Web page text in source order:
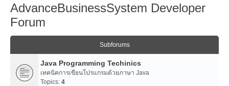
AdvanceBusinessSystem Developer
Forum
Subforums
Java Programming Techinics
เทคนิคการเขียนโปรแกรมด้วยภาษา Java
Topics: 4